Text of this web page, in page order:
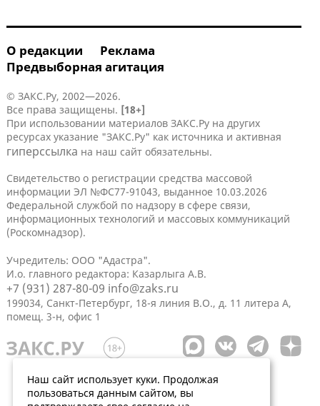
О редакции
Реклама
Предвыборная агитация
© ЗАКС.Ру, 2002—2026.
Все права защищены. [18+]
При использовании материалов ЗАКС.Ру на других
ресурсах указание "ЗАКС.Ру" как источника и активная
гиперссылка на наш сайт обязательны.
Свидетельство о регистрации средства массовой
информации ЭЛ №ФС77-91043, выданное 10.03.2026
Федеральной службой по надзору в сфере связи,
информационных технологий и массовых коммуникаций
(Роскомнадзор).
Учредитель: ООО "Адастра".
И.о. главного редактора: Казарлыга А.В.
+7 (931) 287-80-09 info@zaks.ru
199034, Санкт-Петербург, 18-я линия В.О., д. 11 литера А,
помещ. 3-н, офис 1
Наш сайт использует куки. Продолжая
пользоваться данным сайтом, вы